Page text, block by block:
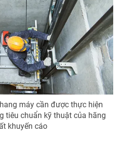
English
máy cần được thực hiện
tiêu chuẩn kỹ thuật của hãng
khuyến cáo